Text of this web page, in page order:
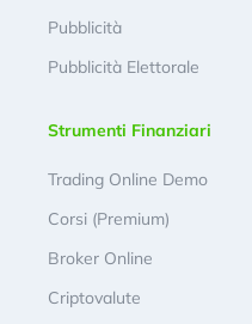
Pubblicità
Pubblicità Elettorale
Strumenti Finanziari
Trading Online Demo
Corsi (Premium)
Broker Online
Criptovalute